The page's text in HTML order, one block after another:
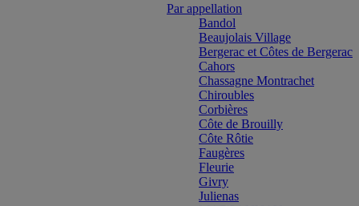
Par appellation
Bandol
Beaujolais Village
Bergerac et Côtes de Bergerac
Cahors
Chassagne Montrachet
Chiroubles
Corbières
Côte de Brouilly
Côte Rôtie
Faugères
Fleurie
Givry
Julienas